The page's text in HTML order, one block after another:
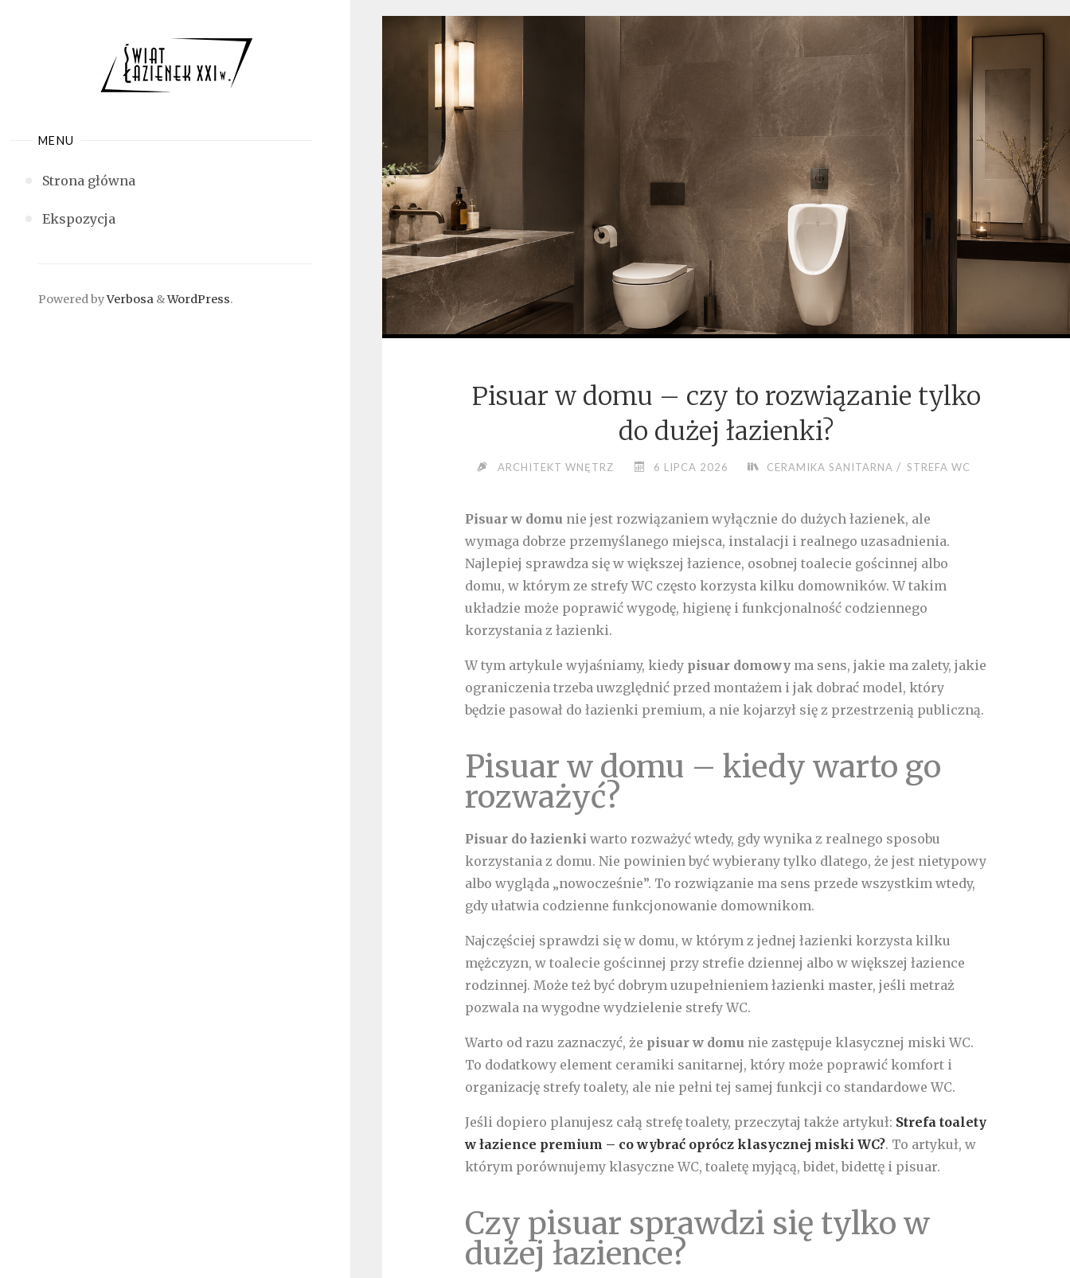
MENU
Strona główna
Ekspozycja
Powered byVerbosa &WordPress.
Pisuar w domu – czy to rozwiązanie tylko
do dużej łazienki?
ARCHITEKT WNĘTRZ 6 LIPCA 2026 CERAMIKA SANITARNA / STREFA WC
Pisuar w domu nie jest rozwiązaniem wyłącznie do dużych łazienek, ale
wymaga dobrze przemyślanego miejsca, instalacji i realnego uzasadnienia.
Najlepiej sprawdza się w większej łazience, osobnej toalecie gościnnej albo
domu, w którym ze strefy WC często korzysta kilku domowników. W takim
układzie może poprawić wygodę, higienę i funkcjonalność codziennego
korzystania z łazienki.
W tym artykule wyjaśniamy, kiedy pisuar domowyma sens, jakie ma zalety, jakie
ograniczenia trzeba uwzględnić przed montażem i jak dobrać model, który
będzie pasował do łazienki premium, a nie kojarzył się z przestrzenią publiczną.
Pisuar w domu – kiedy warto go
rozważyć?
Pisuar do łazienki warto rozważyć wtedy, gdy wynika z realnego sposobu
korzystania z domu. Nie powinien być wybierany tylko dlatego, że jest nietypowy
albo wygląda „nowocześnie”. To rozwiązanie ma sens przede wszystkim wtedy,
gdy ułatwia codzienne funkcjonowanie domownikom.
Najczęściej sprawdzi się w domu, w którym z jednej łazienki korzysta kilku
mężczyzn, w toalecie gościnnej przy strefie dziennej albo w większej łazience
rodzinnej. Może też być dobrym uzupełnieniem łazienki master, jeśli metraż
pozwala na wygodne wydzielenie strefy WC.
Warto od razu zaznaczyć, że pisuar w domu nie zastępuje klasycznej miski WC.
To dodatkowy element ceramiki sanitarnej, który może poprawić komfort i
organizację strefy toalety, ale nie pełni tej samej funkcji co standardowe WC.
Jeśli dopiero planujesz całą strefę toalety, przeczytaj także artykuł: Strefa toalety
w łazience premium – co wybrać oprócz klasycznej miski WC?. To artykuł, w
którym porównujemy klasyczne WC, toaletę myjącą, bidet, bidettę i pisuar.
Czy pisuar sprawdzi się tylko w
dużej łazience?